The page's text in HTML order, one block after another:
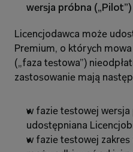
wersja próbna („Pilot”)
Licencjodawca może
Premium, o których
(„faza testowa”)
zastosowanie mają
w fazie testowej
udostępniana
w fazie testowej